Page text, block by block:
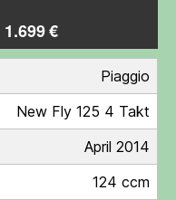
€
Piaggio
New Fly 125 4 Takt
April 2014
124 ccm